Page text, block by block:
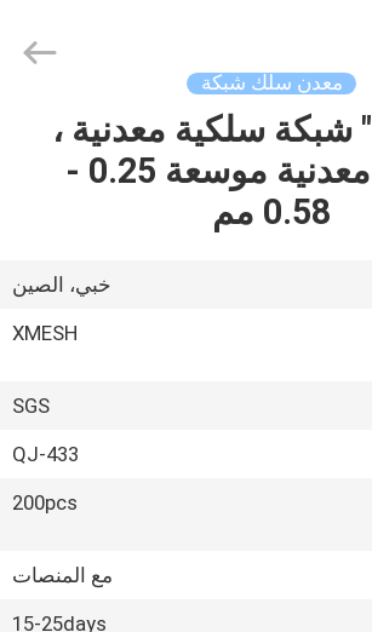
معدن سلك شبكة
27 "* 96" شبكة سلكية معدنية ،
خراطة معدنية موسعة 0.25 -
0.58 مم
خبي، الصين
XMESH
SGS
QJ-433
200pcs
مع المنصات
15-25days